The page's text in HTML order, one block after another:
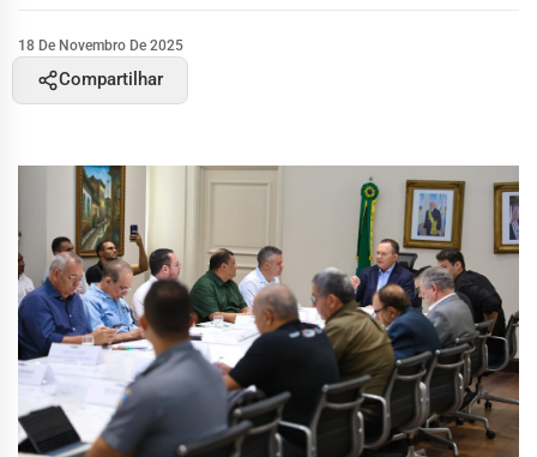
18 De Novembro De 2025
Compartilhar